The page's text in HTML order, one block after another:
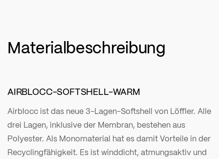
Materialbeschreibung
AIRBLOCC-SOFTSHELL-WARM
Airblocc ist das neue 3-Lagen-Softshell von Löffler. Alle
drei Lagen, inklusive der Membran, bestehen aus
Polyester. Als Monomaterial hat es damit Vorteile in der
Recyclingfähigkeit. Es ist winddicht, atmungsaktiv und